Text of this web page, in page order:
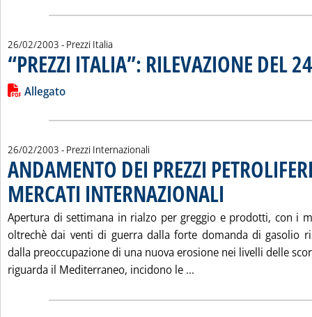
26/02/2003 - Prezzi Italia
“PREZZI ITALIA”: RILEVAZIONE DEL
Leggi tutta la notizia: '“PREZZI ITALIA”: RILEVAZIONE DEL 24
Lista allegati PDF alla notizia
Allegato
26/02/2003 - Prezzi Internazionali
ANDAMENTO DEI PREZZI
MERCATI INTERNAZIONALI
Apertura di settimana in rialzo per greggio e prodotti, con i
oltrechè dai venti di guerra dalla forte domanda di gasolio
dalla preoccupazione di una nuova erosione nei livelli delle
riguarda il Mediterraneo, incidono le ...